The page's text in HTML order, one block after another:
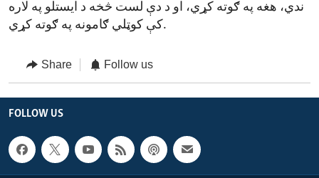
ندي، هغه په ګوته کړي، او د دې لست څخه د ایستلو په لاره
کې کوټلي ګامونه په ګوته کړي.
Share Follow us
FOLLOW US